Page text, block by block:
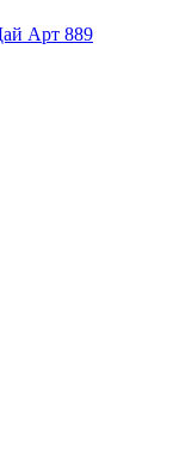
Арт 889